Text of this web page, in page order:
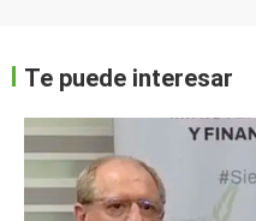
Te puede interesar